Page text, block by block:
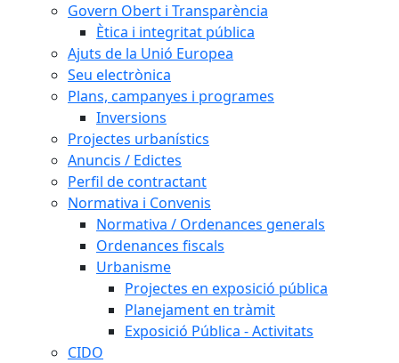
Govern Obert i Transparència
Ètica i integritat pública
Ajuts de la Unió Europea
Seu electrònica
Plans, campanyes i programes
Inversions
Projectes urbanístics
Anuncis / Edictes
Perfil de contractant
Normativa i Convenis
Normativa / Ordenances generals
Ordenances fiscals
Urbanisme
Projectes en exposició pública
Planejament en tràmit
Exposició Pública - Activitats
CIDO